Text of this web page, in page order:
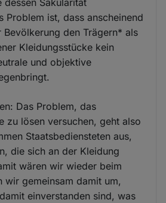
dessen Säkularität
Problem ist, dass anscheinend
den Trägern* als
Kleidungsstücke kein
und objektive
Das Problem, das
zu lösen versuchen, geht also
Staatsbediensteten aus,
die sich an der Kleidung
wären wir wieder beim
wir gemeinsam damit um,
einverstanden sind, was